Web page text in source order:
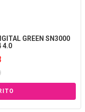
GREEN SN3000
4.0